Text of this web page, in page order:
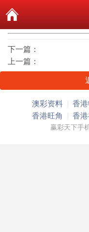
下一篇：
上一篇：
澳彩资料 香
香港旺角
香
赢彩天下手